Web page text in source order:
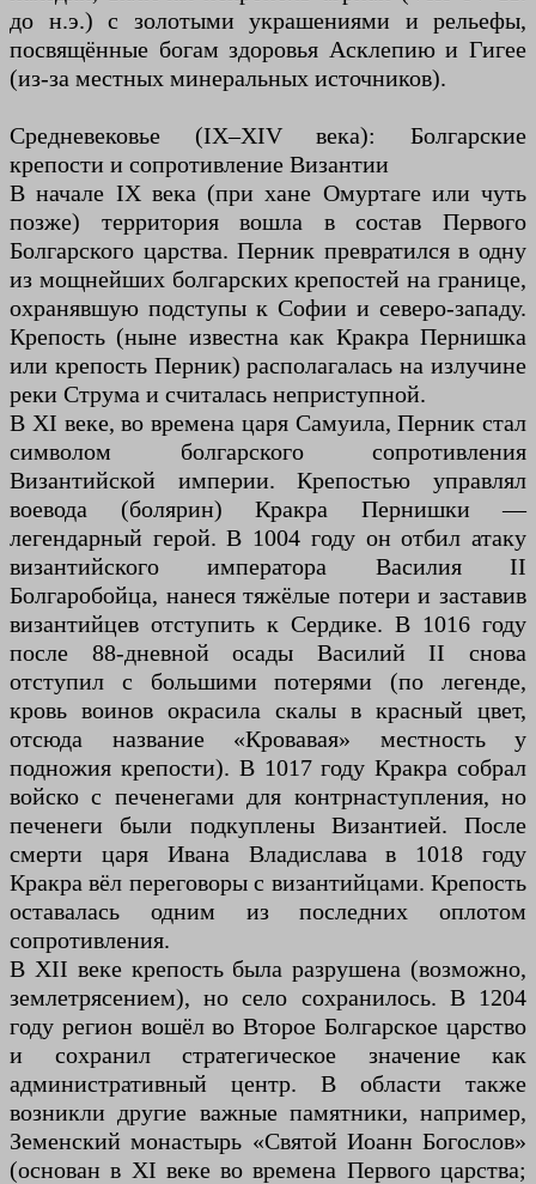
до н.э.) с золотыми украшениями и рельефы,
посвящённые богам здоровья Асклепию и Гигее
(из-за местных минеральных источников).
Средневековье (IX–XIV века): Болгарские
крепости и сопротивление Византии
В начале IX века (при хане Омуртаге или чуть
позже) территория вошла в состав Первого
Болгарского царства. Перник превратился в одну
из мощнейших болгарских крепостей на границе,
охранявшую подступы к Софии и северо-западу.
Крепость (ныне известна как Кракра Пернишка
или крепость Перник) располагалась на излучине
реки Струма и считалась неприступной.
В XI веке, во времена царя Самуила, Перник стал
символом болгарского сопротивления
Византийской империи. Крепостью управлял
воевода (болярин) Кракра Пернишки —
легендарный герой. В 1004 году он отбил атаку
византийского императора Василия II
Болгаробойца, нанеся тяжёлые потери и заставив
византийцев отступить к Сердике. В 1016 году
после 88-дневной осады Василий II снова
отступил с большими потерями (по легенде,
кровь воинов окрасила скалы в красный цвет,
отсюда название «Кровавая» местность у
подножия крепости). В 1017 году Кракра собрал
войско с печенегами для контрнаступления, но
печенеги были подкуплены Византией. После
смерти царя Ивана Владислава в 1018 году
Кракра вёл переговоры с византийцами. Крепость
оставалась одним из последних оплотом
сопротивления.
В XII веке крепость была разрушена (возможно,
землетрясением), но село сохранилось. В 1204
году регион вошёл во Второе Болгарское царство
и сохранил стратегическое значение как
административный центр. В области также
возникли другие важные памятники, например,
Земенский монастырь «Святой Иоанн Богослов»
(основан в XI веке во времена Первого царства;